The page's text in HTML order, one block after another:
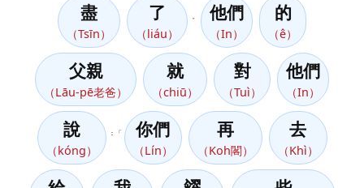
盡
（Tsīn）
了
（liáu）
他們
（In）
的
（ê）
父親
（Lāu-pē老爸）
就
（chiū）
對
（Tuì）
他們
（In）
說
（kóng）
：「 你們
（Lín）
再
（Koh閣）
去
（Khì）